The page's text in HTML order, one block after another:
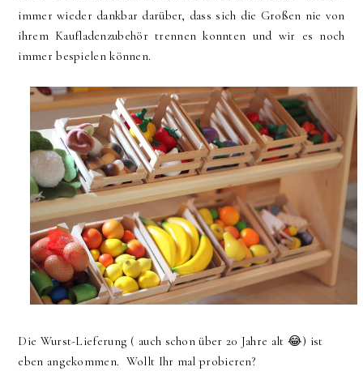
immer wieder dankbar darüber, dass sich die Großen nie von
ihrem Kaufladenzubehör trennen konnten und wir es noch
immer bespielen können.
Die Wurst-Lieferung ( auch schon über 20 Jahre alt 😂) ist
eben angekommen. Wollt Ihr mal probieren?